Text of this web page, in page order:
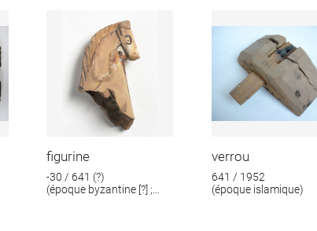
figurine
-30 / 641 (?)
(époque byzantine [?] ;
verrou
641 / 1952
(époque islamique)